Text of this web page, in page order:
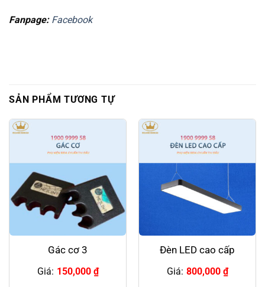
Fanpage: Facebook
SẢN PHẨM TƯƠNG TỰ
Gác cơ 3
Giá: 150,000 ₫
Đèn LED cao cấp
Giá: 800,000 ₫